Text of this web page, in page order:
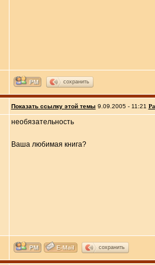
сохранить
Показать ссылку этой темы 9.09.2005 - 11:21
необязательность
Ваша любимая книга?
сохранить